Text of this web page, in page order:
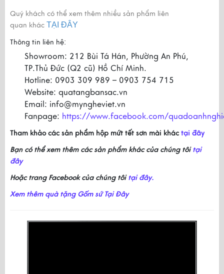
Quý khách có thể xem thêm nhiều sản phẩm liên
quan khác TẠI ĐÂY
Thông tin liên hệ:
Showroom: 212 Bùi Tá Hán, Phường An Phú,
TP.Thủ Đức (Q2 cũ) Hồ Chí Minh.
Hotline: 0903 309 989 – 0903 754 715
Website: quatangbansac.vn
Email: info@myngheviet.vn
Fanpage: https://www.facebook.com/
Tham khảo các sản phẩm hộp mứt tết sơn mài khác tại đây
Bạn có thể xem thêm các sản phẩm khác của chúng tôitại
đây
Hoặc trang Facebook của chúng tôitại đây.
Xem thêm quà tặng Gốm sứ Tại Đây